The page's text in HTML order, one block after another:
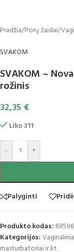
Pradžia/Porų žaislai/
SVAKOM
SVAKOM –
rožinis
32,35 €
Liko 311
- +
Palyginti
Produkto kodas:
Kategorijos:
masturbatoriai ir kt.